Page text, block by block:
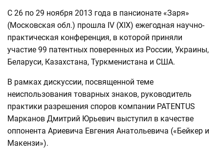
С 26 по 29 ноября 2013 года в пансионате «Заря»
(Московская обл.) прошла IV (XIX) ежегодная научно-
практическая конференция, в которой приняли
участие 99 патентных поверенных из России, Украины,
Беларуси, Казахстана, Туркменистана и США.
В рамках дискуссии, посвященной теме
неиспользования товарных знаков, руководитель
практики разрешения споров компании PATENTUS
Марканов Дмитрий Юрьевич выступил в качестве
оппонента Ариевича Евгения Анатольевича («Бейкер и
Макензи»).